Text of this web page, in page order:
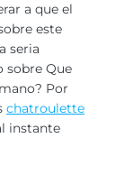
a que el
este
seri­a
sobre Que
Por
chatroulette
instante